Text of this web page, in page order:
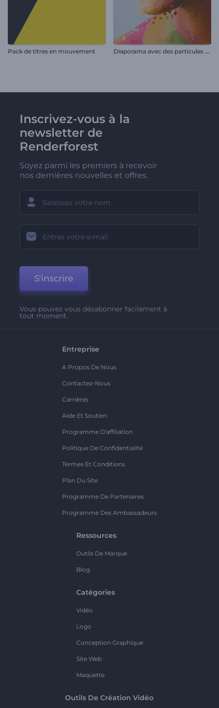
Pack de titres en mouvement D
iaporama avec des particules éclaboussantes
Inscrivez-vous à la
newsletter de
Renderforest
Soyez parmi les premiers à recevoir
nos dernières nouvelles et offres.
S'inscrire
Vous pouvez vous désabonner facilement à
tout moment.
Entreprise
A Propos De Nous
Contactez-Nous
Carrières
Aide Et Soutien
Programme D'affiliation
Politique De Confidentialité
Termes Et Conditions
Plan Du Site
Programme De Partenaires
Programme Des Ambassadeurs
Ressources
Outils De Marque
Blog
Catégories
Vidéo
Logo
Conception Graphique
Site Web
Maquette
Outils De Création Vidéo